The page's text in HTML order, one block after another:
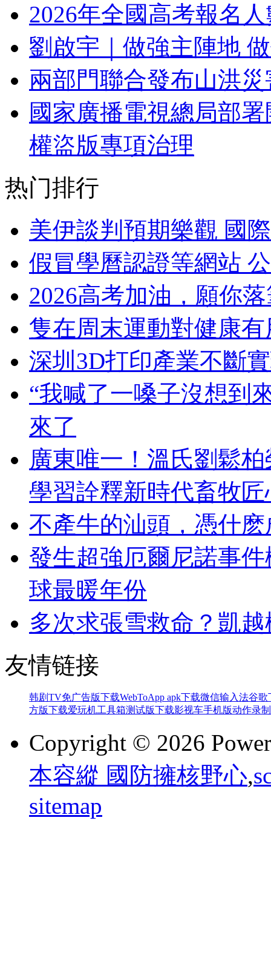
2026年全國高考報名
劉啟宇｜做強主陣地
兩部門聯合發布山洪
國家廣播電視總局部
權盜版專項治理
热门排行
美伊談判預期樂觀 國
假冒學曆認證等網站
2026高考加油，願你
隻在周末運動對健康
深圳3D打印產業不斷
“我喊了一嗓子沒想到
來了
廣東唯一！溫氏劉鬆
學習詮釋新時代畜牧匠
不產牛的汕頭，憑什
發生超強厄爾尼諾事
球最暖年份
多次求張雪救命？凱
友情链接
韩剧TV免广告版下载WebToApp apk下载微信输入法谷歌
方版下载爱玩机工具箱测试版下载影视车手机版动作录
Copyright © 2026
本容縱 國防擁核野心,
sitemap